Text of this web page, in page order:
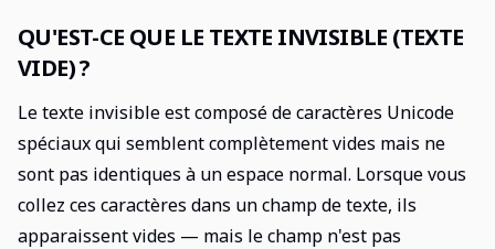
QU'EST-CE QUE LE TEXTE INVISIBLE (TEXTE
VIDE) ?
Le texte invisible est composé de caractères Unicode
spéciaux qui semblent complètement vides mais ne
sont pas identiques à un espace normal. Lorsque vous
collez ces caractères dans un champ de texte, ils
apparaissent vides — mais le champ n'est pas